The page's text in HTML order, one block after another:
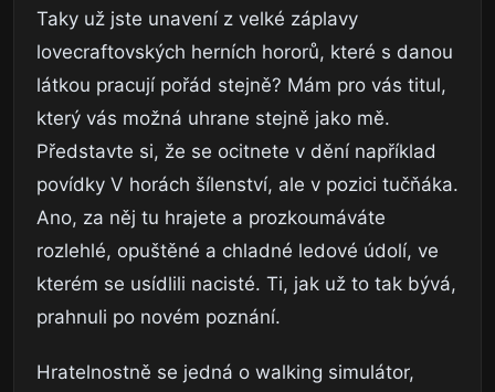
Taky už jste unavení z velké záplavy
lovecraftovských herních hororů, které s danou
látkou pracují pořád stejně? Mám pro vás titul,
který vás možná uhrane stejně jako mě.
Představte si, že se ocitnete v dění například
povídky V horách šílenství, ale v pozici tučňáka.
Ano, za něj tu hrajete a prozkoumáváte
rozlehlé, opuštěné a chladné ledové údolí, ve
kterém se usídlili nacisté. Ti, jak už to tak bývá,
prahnuli po novém poznání.
Hratelnostně se jedná o walking simulátor,